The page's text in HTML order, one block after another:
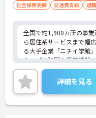
社会保険完備
交通費支給 退
全国で約1,900カ所の事
ら居住系サービスまで幅
る大手企業「ニチイ学館
ループの強固な経営基盤
を最大限に活かしてキャ
っています。毎月1万
るだけでなく、将来的に
者、ケアマネジャーへと
者研修」等の充実した支
詳細を見る